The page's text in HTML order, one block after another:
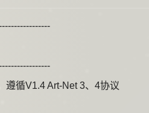
遵循V1.4 Art-Net 3、4协议